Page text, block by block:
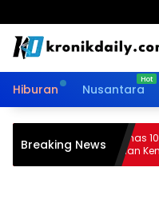
Hiburan Nusantara
Breaking News
Harga Emas 10
Pegadaian Kembali